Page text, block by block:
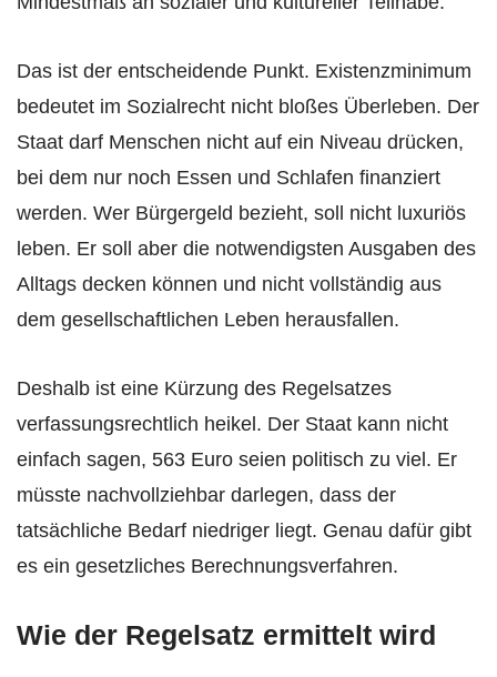
Das ist der entscheidende Punkt. Existenzminimum
bedeutet im Sozialrecht nicht bloßes Überleben. Der
Staat darf Menschen nicht auf ein Niveau drücken,
bei dem nur noch Essen und Schlafen finanziert
werden. Wer Bürgergeld bezieht, soll nicht luxuriös
leben. Er soll aber die notwendigsten Ausgaben des
Alltags decken können und nicht vollständig aus
dem gesellschaftlichen Leben herausfallen.
Deshalb ist eine Kürzung des Regelsatzes
verfassungsrechtlich heikel. Der Staat kann nicht
einfach sagen, 563 Euro seien politisch zu viel. Er
müsste nachvollziehbar darlegen, dass der
tatsächliche Bedarf niedriger liegt. Genau dafür gibt
es ein gesetzliches Berechnungsverfahren.
Wie der Regelsatz ermittelt wird